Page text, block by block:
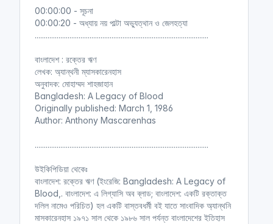
00:00:00 - সূচনা
00:00:20 - অধ্যায় নয় পাল্টা অভ্যুত্থান ও জেলহত্যা
...............................................................................................
বাংলাদেশ : রক্তের ঋণ
লেখক: অ্যান্থনী ম্যাসকারেনহাস
অনুবাদক: মোহাম্মদ শাহজাহান
Bangladesh: A Legacy of Blood
Originally published: March 1, 1986
Author: Anthony Mascarenhas
...............................................................................................
উইকিপিডিয়া থেকেঃ
বাংলাদেশ: রক্তের ঋণ (ইংরেজি: Bangladesh: A Legacy of
Blood,. বাংলাদেশ: এ লিগ্যাসি অব ব্লাড; বাংলাদেশ: একটি রক্তাক্ত
দলিল নামেও পরিচিত) হল একটি বাস্তবধর্মী বই যাতে সাংবাদিক অ্যান্থনি
মাসকারেনহাস ১৯৭১ সাল থেকে ১৯৮৬ সাল পর্যন্ত বাংলাদেশের ইতিহাস